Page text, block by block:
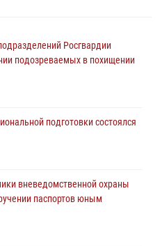
Росгвардии
подозреваемых в похищении
подготовки состоялся
вневедомственной охраны
паспортов юным